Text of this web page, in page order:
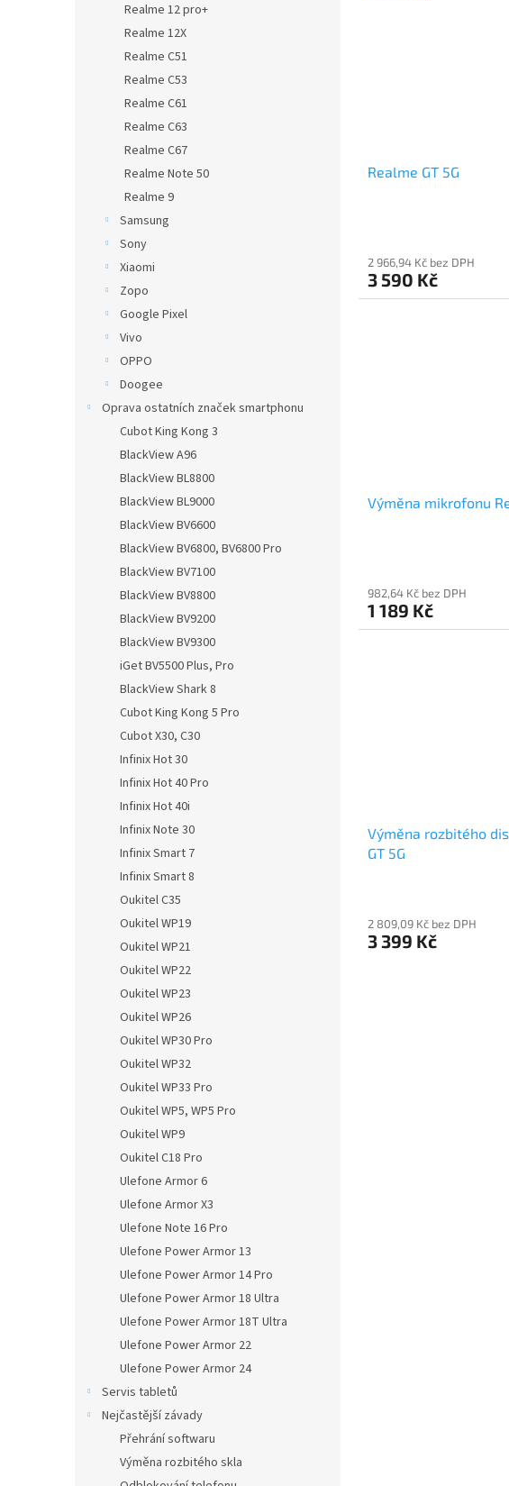
Realme 12 pro+
Realme 12X
Realme C51
Realme C53
Realme C61
Realme C63
Realme C67
Realme Note 50
Realme 9
Samsung
Sony
Xiaomi
Zopo
Google Pixel
Vivo
OPPO
Doogee
Oprava ostatních značek smartphonu
Cubot King Kong 3
BlackView A96
BlackView BL8800
BlackView BL9000
BlackView BV6600
BlackView BV6800, BV6800 Pro
BlackView BV7100
BlackView BV8800
BlackView BV9200
BlackView BV9300
iGet BV5500 Plus, Pro
BlackView Shark 8
Cubot King Kong 5 Pro
Cubot X30, C30
Infinix Hot 30
Infinix Hot 40 Pro
Infinix Hot 40i
Infinix Note 30
Infinix Smart 7
Infinix Smart 8
Oukitel C35
Oukitel WP19
Oukitel WP21
Oukitel WP22
Oukitel WP23
Oukitel WP26
Oukitel WP30 Pro
Oukitel WP32
Oukitel WP33 Pro
Oukitel WP5, WP5 Pro
Oukitel WP9
Oukitel C18 Pro
Ulefone Armor 6
Ulefone Armor X3
Ulefone Note 16 Pro
Ulefone Power Armor 13
Ulefone Power Armor 14 Pro
Ulefone Power Armor 18 Ultra
Ulefone Power Armor 18T Ultra
Ulefone Power Armor 22
Ulefone Power Armor 24
Servis tabletů
Nejčastější závady
Přehrání softwaru
Výměna rozbitého skla
Realme GT 5G
2 966,94 Kč bez DPH
3 590 Kč
Výměna mikrofonu
982,64 Kč bez DPH
1 189 Kč
Výměna rozbitého
GT 5G
2 809,09 Kč bez DPH
3 399 Kč